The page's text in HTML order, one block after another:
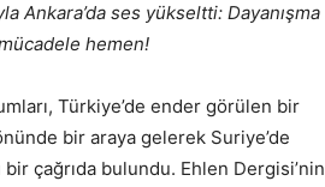
Ankara’da ses yükseltti: Dayanışma
hemen!
Türkiye’de ender görülen bir
bir araya gelerek Suriye’de
çağrıda bulundu. Ehlen Dergisi’nin